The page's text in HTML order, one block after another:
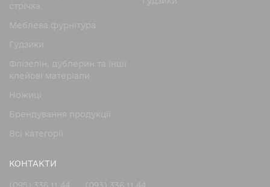
Магнітна система фіксації
Висока надійність конструкції
Плавний хід бігунка
Довговічність
Ці характеристики роблять такі блискавки
затребуваними у різних напрямках швейного
блискавка з магнітним
стрічка
Меблева фурнітура
Гудзики
Флізелін, дублерин та інші
клейові матеріали
Ножицi
Брендування продукції
Всі категорії
КОНТАКТИ